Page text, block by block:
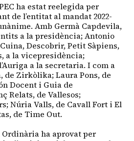
ha estat reelegida per
de l’entitat al mandat 2022-
Amb Germà Capdevila,
a la presidència; Antonio
Descobrir, Petit Sàpiens,
a la vicepresidència;
a la secretaria. I com a
de Zirkòlika; Laura Pons, de
Docent i Guia de
Relats, de Vallesos;
Núria Valls, de Cavall Fort i El
de Time Out.
Ordinària ha aprovat per